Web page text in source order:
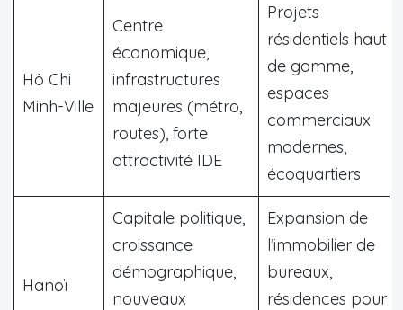
Hô Chi
Minh-Ville
Centre
économique,
infrastructures
majeures (métro,
routes), forte
attractivité IDE
Projets
résidentiels haut
de gamme,
espaces
commerciaux
modernes,
écoquartiers
Hanoï
Capitale politique,
croissance
démographique,
nouveaux
Expansion de
l’immobilier de
bureaux,
résidences pour